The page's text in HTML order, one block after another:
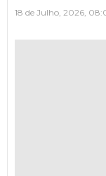
18 de Julho, 2026,